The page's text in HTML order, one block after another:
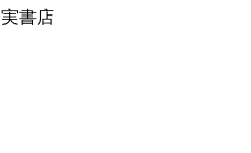
実書店